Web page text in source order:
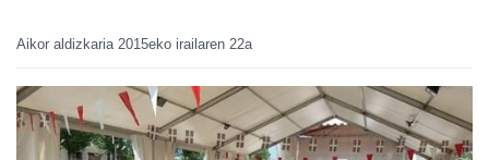
Aikor aldizkaria 2015eko irailaren 22a